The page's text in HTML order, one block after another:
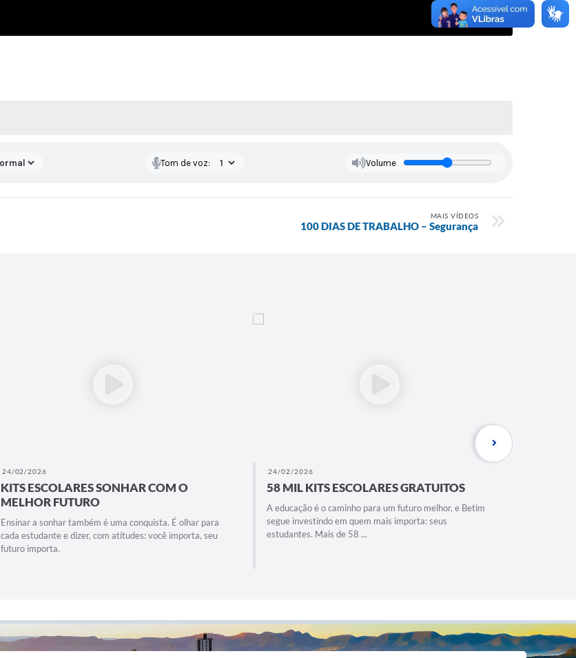
Tom de voz: Volume
MAIS VÍDEOS
100 DIAS DE TRABALHO – Segurança
24/02/2026
KITS ESCOLARES SONHAR COM O
MELHOR FUTURO
Ensinar a sonhar também é uma conquista. É olhar para
cada estudante e dizer, com atitudes: você importa, seu
futuro importa.
24/02/2026
58 MIL KITS ESCOLARES GRATUITOS
A educação é o caminho para um futuro melhor, e Betim
segue investindo em quem mais importa: seus
estudantes. Mais de 58 ...